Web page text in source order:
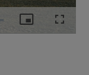
Picture-
in-